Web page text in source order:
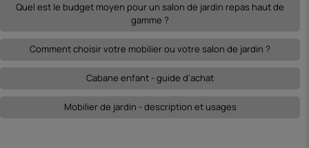
Quel est le budget moyen pour un salon de jardin repas haut de
gamme ?
Comment choisir votre mobilier ou votre salon de jardin ?
Cabane enfant - guide d'achat
Mobilier de jardin - description et usages